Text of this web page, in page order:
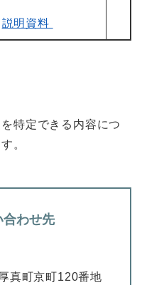
説明資料
特定できる内容につ
。
合わせ先
真町京町120番地